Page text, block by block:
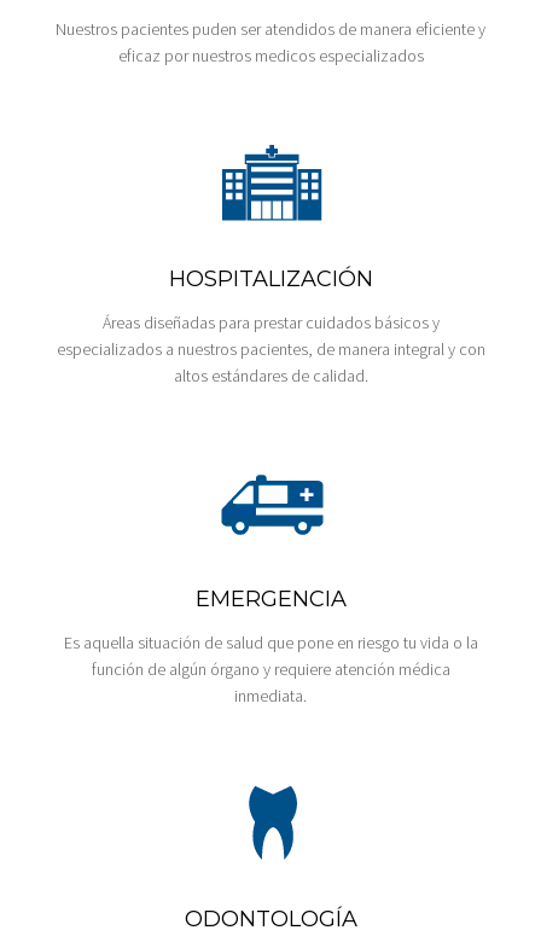
Nuestros pacientes puden ser atendidos de manera eficiente y
eficaz por nuestros medicos especializados
HOSPITALIZACIÓN
Áreas diseñadas para prestar cuidados básicos y
especializados a nuestros pacientes, de manera integral y con
altos estándares de calidad.
EMERGENCIA
Es aquella situación de salud que pone en riesgo tu vida o la
función de algún órgano y requiere atención médica
inmediata.
ODONTOLOGÍA